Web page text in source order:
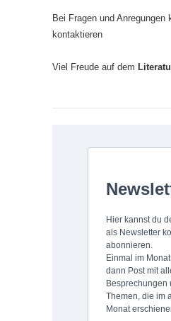
Bei Fragen und Anregungen
kontaktieren
Viel Freude auf dem
Hier kannst du
als Newsletter
abonnieren.
Einmal im
dann Post mit
Besprechungen
Themen, die im
Monat